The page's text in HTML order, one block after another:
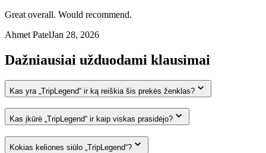
Great overall. Would recommend.
Ahmet PatelJan 28, 2026
Dažniausiai užduodami klausimai
Kas yra „TripLegend“ ir ką reiškia šis prekės ženklas?
Kas įkūrė „TripLegend“ ir kaip viskas prasidėjo?
Kokias keliones siūlo „TripLegend“?